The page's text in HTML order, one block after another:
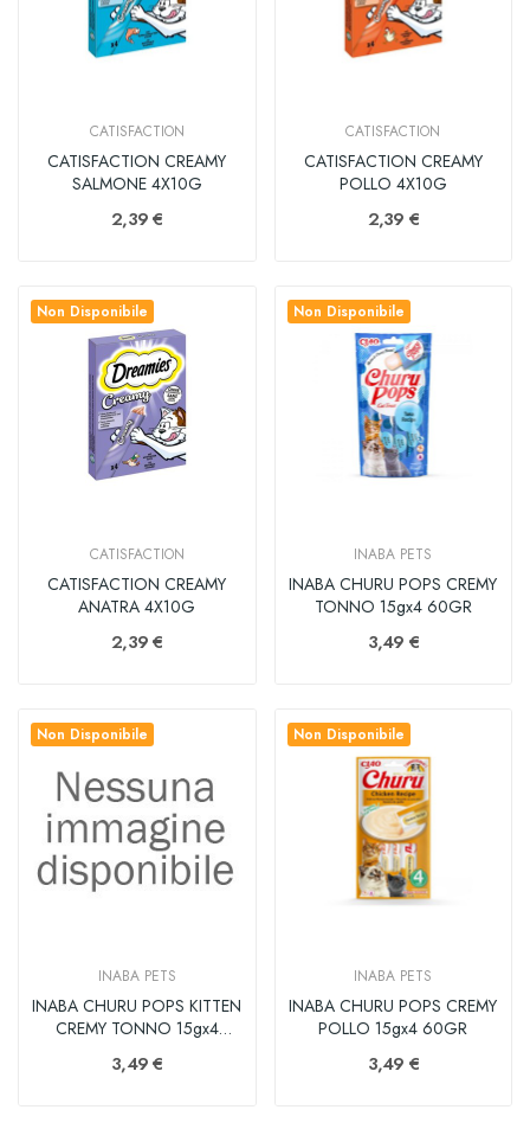
CATISFACTION
CATISFACTION CREAMY
SALMONE 4X10G
2,39 €
CATISFACTION
CATISFACTION CREAMY
POLLO 4X10G
2,39 €
Non Disponibile
CATISFACTION
CATISFACTION CREAMY
ANATRA 4X10G
2,39 €
Non Disponibile
INABA PETS
INABA CHURU POPS CREMY
TONNO 15gx4 60GR
3,49 €
Non Disponibile
INABA PETS
INABA CHURU POPS KITTEN
CREMY TONNO 15gx4
3,49 €
Non Disponibile
INABA PETS
INABA CHURU POPS CREMY
POLLO 15gx4 60GR
3,49 €